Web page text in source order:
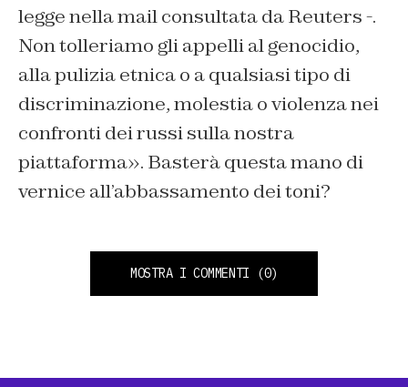
legge nella mail consultata da Reuters -.
Non tolleriamo gli appelli al genocidio,
alla pulizia etnica o a qualsiasi tipo di
discriminazione, molestia o violenza nei
confronti dei russi sulla nostra
piattaforma». Basterà questa mano di
vernice all’abbassamento dei toni?
MOSTRA I COMMENTI (0)